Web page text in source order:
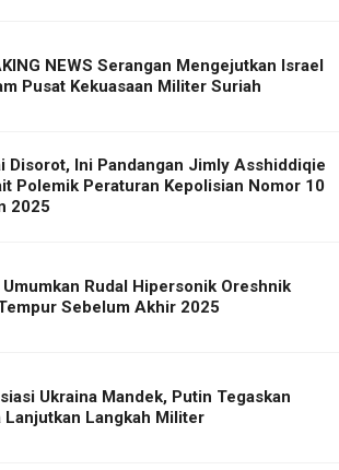
NEWS Serangan Mengejutkan Israel
Pusat Kekuasaan Militer Suriah
Disorot, Ini Pandangan Jimly Asshiddiqie
Polemik Peraturan Kepolisian Nomor 10
2025
Rudal Hipersonik Oreshnik
Sebelum Akhir 2025
Ukraina Mandek, Putin Tegaskan
Lanjutkan Langkah Militer